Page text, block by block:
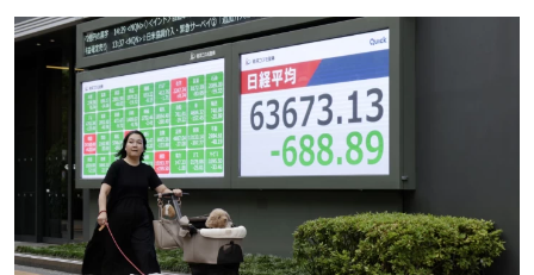
Γιατί οι ευρωπαϊκές μετοχές προσελκύουν ξανά
τους επενδυτές
Ενέργεια
Κλιματιστικά: Η ακραία ζέστη φέρνει έκρηξη
ζήτησης στην Ευρώπη